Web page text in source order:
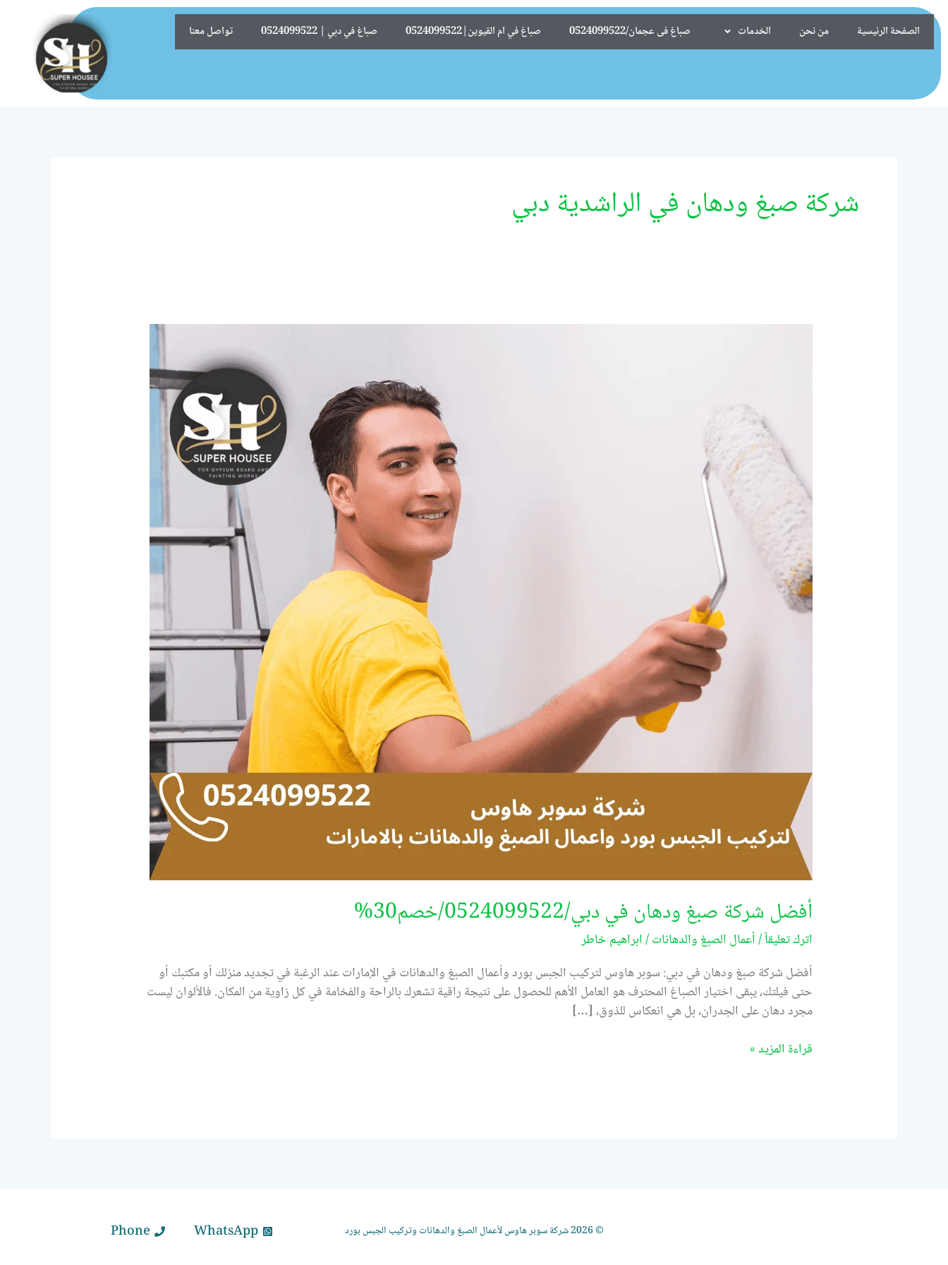
تخطي
إلى
المحتوى
الصفحة الرئيسية من نحن الخدمات صباغ فى عجمان/0524099522 صباغ في ام القيوين|0524099522 صباغ في دبي | 0524099522 تواصل معنا
شركة صبغ ودهان في الراشدية دبي
أفضل شركة صبغ ودهان في دبي/0524099522/خصم30%
اترك تعليقاً/أعمال الصبغ والدهانات/ابراهيم خاطر
أفضل شركة صبغ ودهان في دبي: سوبر هاوس لتركيب الجبس بورد وأعمال الصبغ والدهانات في الإمارات عند الرغبة في تجديد منزلك أو مكتبك أو
حتى فيلتك، يبقى اختيار الصباغ المحترف هو العامل الأهم للحصول على نتيجة راقية تشعرك بالراحة والفخامة في كل زاوية من المكان. فالألوان ليست
مجرد دهان على الجدران، بل هي انعكاس للذوق، […]
قراءة المزيد »
© 2026 شركة سوبر هاوس لأعمال الصبغ والدهانات وتركيب الجبس بورد WhatsApp
Phone